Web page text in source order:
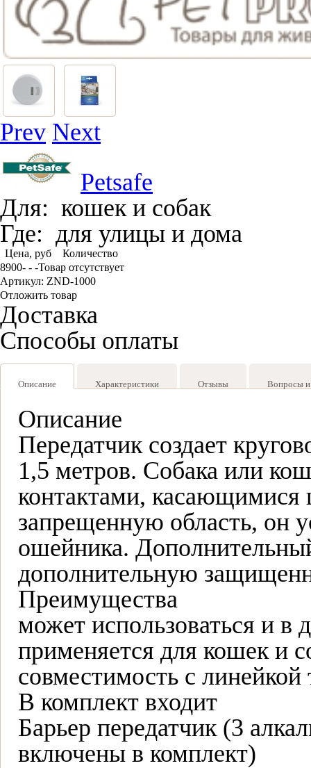
Prev Next
Petsafe
Для: кошек и собак
Где: для улицы и дома
Цена, руб
Количество
8900- - -Товар отсутствует
Артикул: ZND-1000
Отложить товар
Доставка
Способы оплаты
Описание Характеристики Отзывы Вопросы и
Описание
Передатчик создает
1,5 метров. Собака или
контактами, касающимися
запрещенную область, он
ошейника.
дополнительную
Преимущества
может использоваться и в
применяется для кошек и
совместимость с
В комплект входит
Барьер передатчик (3
включены в комплект)